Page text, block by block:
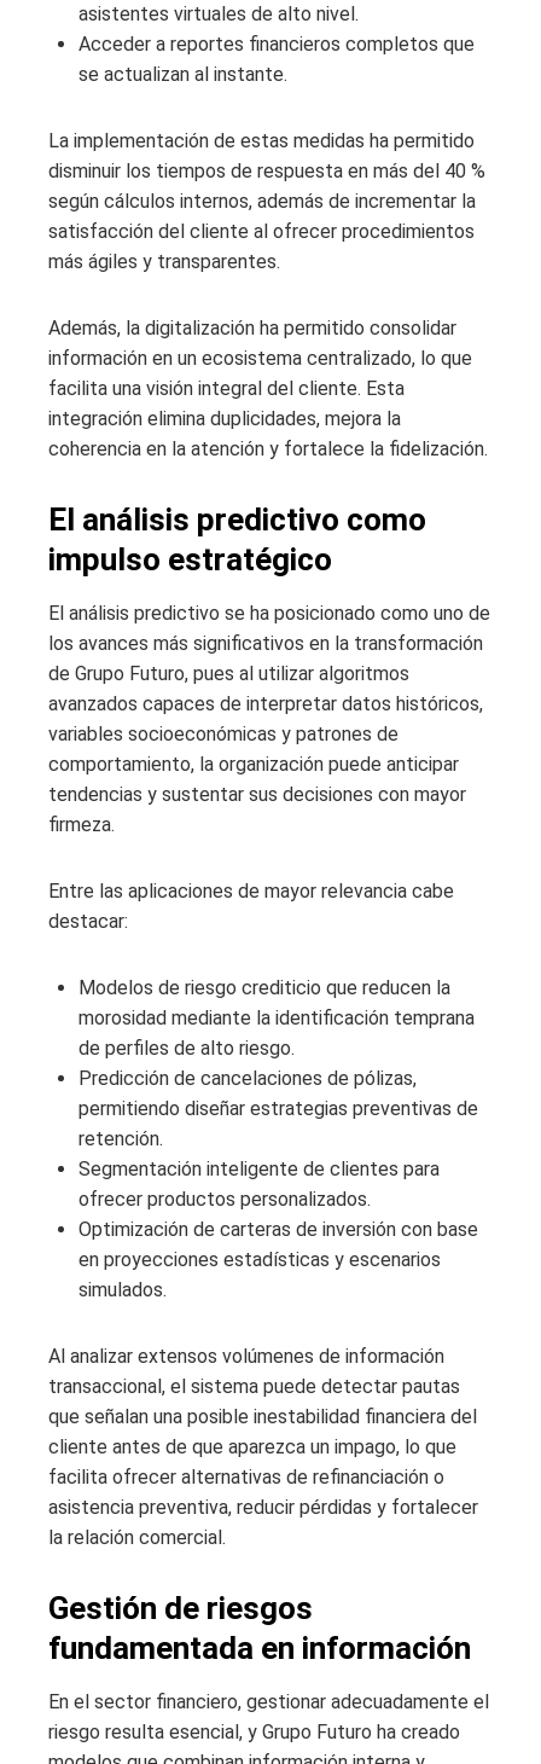
asistentes virtuales de alto nivel.
Acceder a reportes financieros completos que
se actualizan al instante.
La implementación de estas medidas ha permitido
disminuir los tiempos de respuesta en más del 40 %
según cálculos internos, además de incrementar la
satisfacción del cliente al ofrecer procedimientos
más ágiles y transparentes.
Además, la digitalización ha permitido consolidar
información en un ecosistema centralizado, lo que
facilita una visión integral del cliente. Esta
integración elimina duplicidades, mejora la
coherencia en la atención y fortalece la fidelización.
El análisis predictivo como
impulso estratégico
El análisis predictivo se ha posicionado como uno de
los avances más significativos en la transformación
de Grupo Futuro, pues al utilizar algoritmos
avanzados capaces de interpretar datos históricos,
variables socioeconómicas y patrones de
comportamiento, la organización puede anticipar
tendencias y sustentar sus decisiones con mayor
firmeza.
Entre las aplicaciones de mayor relevancia cabe
destacar:
Modelos de riesgo crediticio que reducen la
morosidad mediante la identificación temprana
de perfiles de alto riesgo.
Predicción de cancelaciones de pólizas,
permitiendo diseñar estrategias preventivas de
retención.
Segmentación inteligente de clientes para
ofrecer productos personalizados.
Optimización de carteras de inversión con base
en proyecciones estadísticas y escenarios
simulados.
Al analizar extensos volúmenes de información
transaccional, el sistema puede detectar pautas
que señalan una posible inestabilidad financiera del
cliente antes de que aparezca un impago, lo que
facilita ofrecer alternativas de refinanciación o
asistencia preventiva, reducir pérdidas y fortalecer
la relación comercial.
Gestión de riesgos
fundamentada en información
En el sector financiero, gestionar adecuadamente el
riesgo resulta esencial, y Grupo Futuro ha creado